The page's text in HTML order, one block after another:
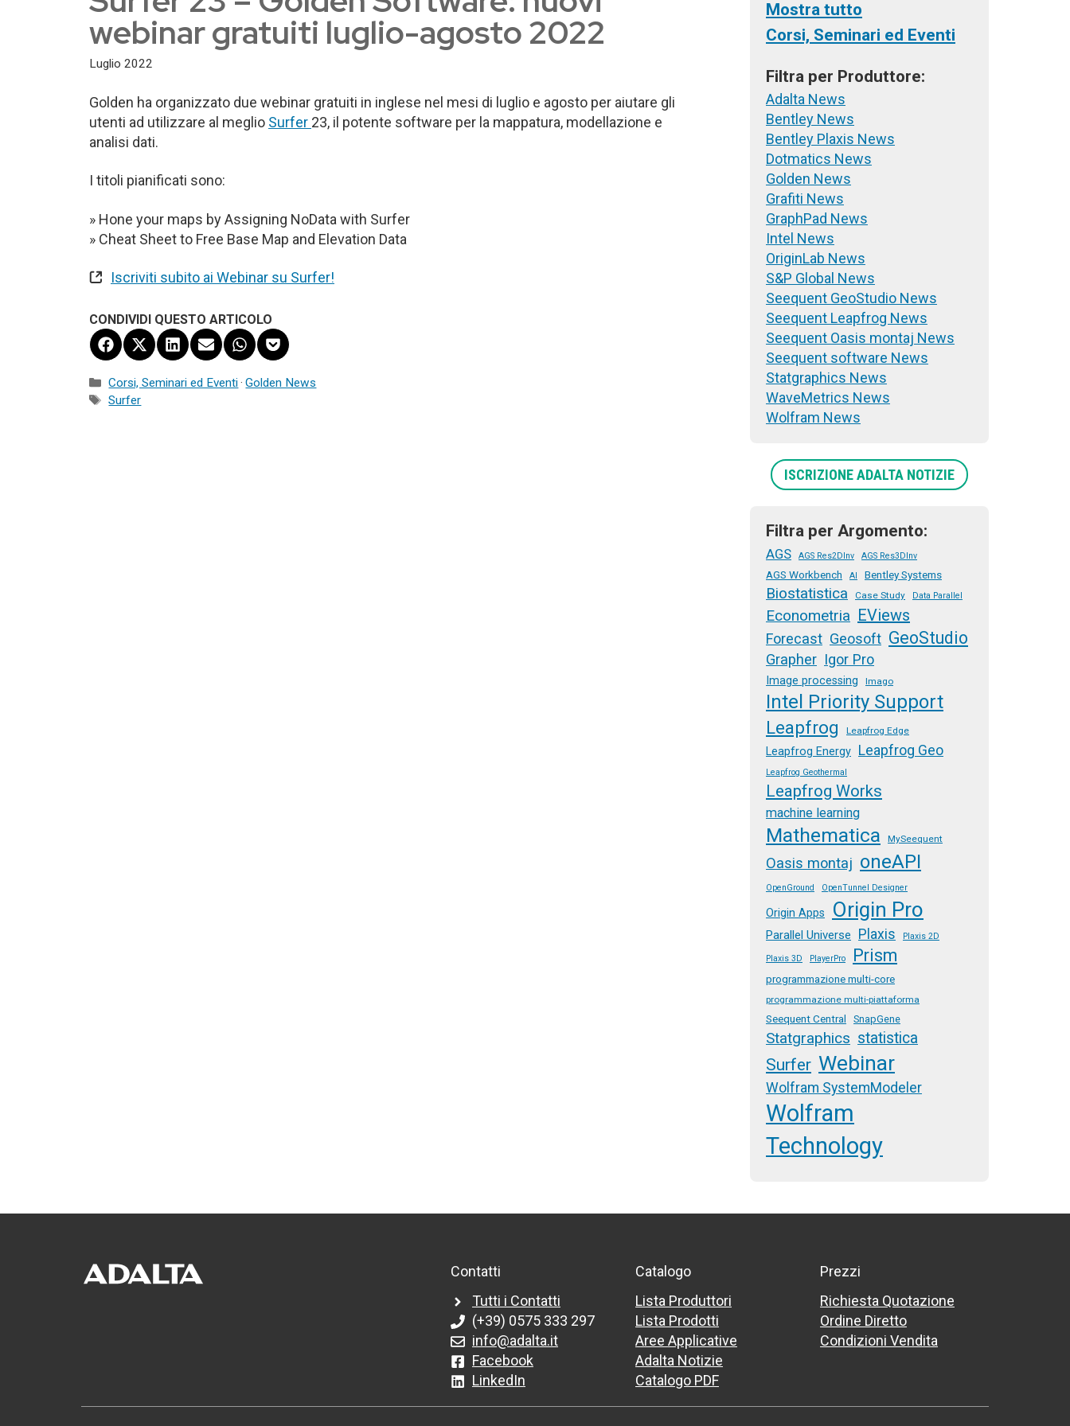
webinar gratuiti luglio-agosto 2022
Luglio 2022
Golden ha organizzato due webinar gratuiti in inglese nel mesi di luglio e agosto per aiutare gli
utenti ad utilizzare al meglio Surfer 23, il potente software per la mappatura, modellazione e
analisi dati.
I titoli pianificati sono:
» Hone your maps by Assigning NoData with Surfer
» Cheat Sheet to Free Base Map and Elevation Data
Iscriviti subito ai Webinar su Surfer!
CONDIVIDI QUESTO ARTICOLO
Share
on
Facebook
Share
on
X
(Twitter)
Share
on
LinkedIn
Share
on
Email
Share
on
WhatsApp
Share
on
Pocket
Categorie
Corsi, Seminari ed Eventi·Golden News
Tag
Surfer
Mostra tutto
Corsi, Seminari ed Eventi
Filtra per Produttore:
Adalta News
Bentley News
Bentley Plaxis News
Dotmatics News
Golden News
Grafiti News
GraphPad News
Intel News
OriginLab News
S&P Global News
Seequent GeoStudio News
Seequent Leapfrog News
Seequent Oasis montaj News
Seequent software News
Statgraphics News
WaveMetrics News
Wolfram News
ISCRIZIONE ADALTA NOTIZIE
Filtra per Argomento:
AGS AGS Res2DInv AGS Res3DInv
AGS Workbench AI Bentley Systems
Biostatistica Case Study Data Parallel
Econometria EViews
Forecast Geosoft GeoStudio
Grapher Igor Pro
Image processing Imago
Intel Priority Support
Leapfrog Leapfrog Edge
Leapfrog Energy Leapfrog Geo
Leapfrog Geothermal
Leapfrog Works
machine learning
Mathematica MySeequent
Oasis montaj oneAPI
OpenGround OpenTunnel Designer
Origin Apps Origin Pro
Parallel Universe Plaxis Plaxis 2D
Plaxis 3D PlayerPro Prism
programmazione multi-core
programmazione multi-piattaforma
Seequent Central SnapGene
Statgraphics statistica
Surfer Webinar
Wolfram SystemModeler
Wolfram
Technology
Contatti
Tutti i Contatti
(+39) 0575 333 297
info@adalta.it
Facebook
LinkedIn
Catalogo
Lista Produttori
Lista Prodotti
Aree Applicative
Adalta Notizie
Catalogo PDF
Prezzi
Richiesta Quotazione
Ordine Diretto
Condizioni Vendita